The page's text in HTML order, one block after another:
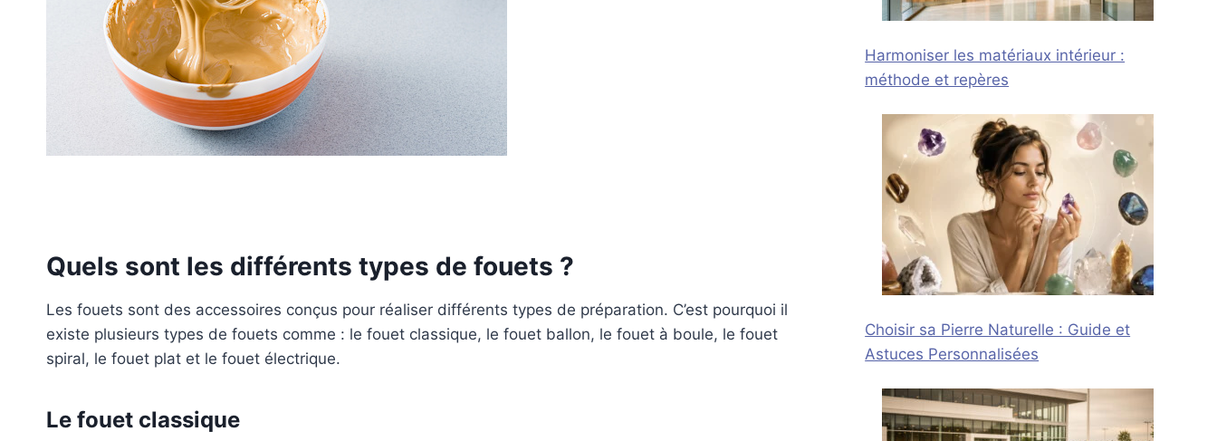
Quels sont les différents types de fouets ?
Les fouets sont des accessoires conçus pour réaliser différents types de préparation. C’est pourquoi il
existe plusieurs types de fouets comme : le fouet classique, le fouet ballon, le fouet à boule, le fouet
spiral, le fouet plat et le fouet électrique.
Le fouet classique
Harmoniser les matériaux intérieur :
méthode et repères
Choisir sa Pierre Naturelle : Guide et
Astuces Personnalisées